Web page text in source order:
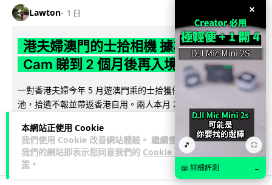
本網站正使用 Cookie
我們使用 Cookie 改善網站體驗。 繼續使用
我們的網站即表示您同意我們的 Cookie 政
策 。
Lawton 1 日
港夫婦澳門的士拾相機 據為己有被的士
Cam 睇到 2 個月後再入境被捕
一對香港夫婦今年 5 月遊澳門乘的士拾獲他人遺留相機及電
池，拾遺不報並帶返香港自用。兩人本月 2 日經港珠澳大橋再
532 75 ↗ 分享
×
🎵 ⛶
📖 詳細評測 →